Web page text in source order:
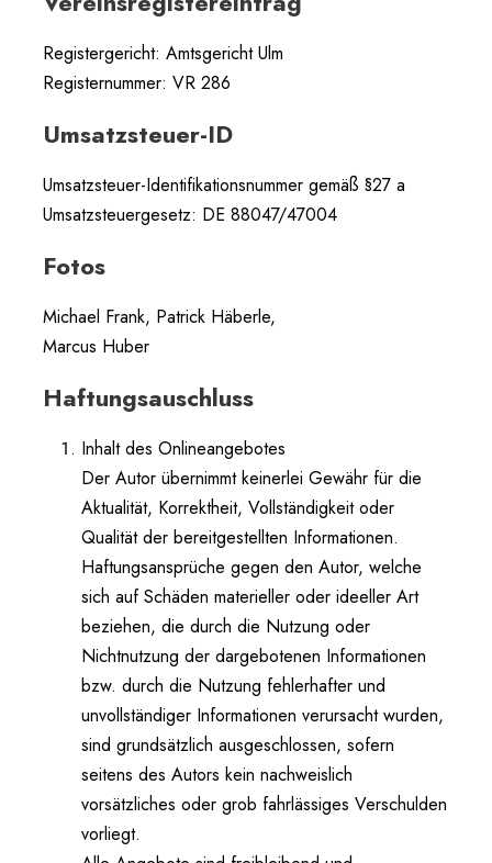
Registergericht: Amtsgericht Ulm
Registernummer: VR 286
Umsatzsteuer-ID
Umsatzsteuer-Identifikationsnummer gemäß §27 a
Umsatzsteuergesetz: DE 88047/47004
Fotos
Michael Frank, Patrick Häberle,
Marcus Huber
Haftungsauschluss
Inhalt des Onlineangebotes
Der Autor übernimmt keinerlei Gewähr für die
Aktualität, Korrektheit, Vollständigkeit oder
Qualität der bereitgestellten Informationen.
Haftungsansprüche gegen den Autor, welche
sich auf Schäden materieller oder ideeller Art
beziehen, die durch die Nutzung oder
Nichtnutzung der dargebotenen Informationen
bzw. durch die Nutzung fehlerhafter und
unvollständiger Informationen verursacht wurden,
sind grundsätzlich ausgeschlossen, sofern
seitens des Autors kein nachweislich
vorsätzliches oder grob fahrlässiges Verschulden
vorliegt.